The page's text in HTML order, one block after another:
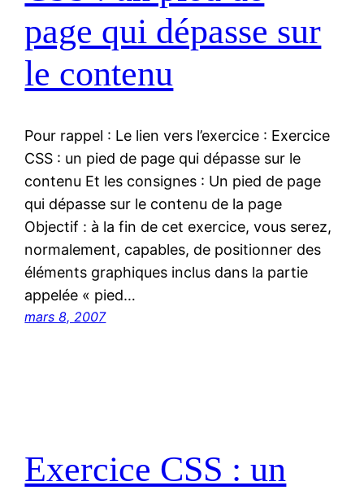
page qui dépasse sur
le contenu
Pour rappel : Le lien vers l’exercice : Exercice
CSS : un pied de page qui dépasse sur le
contenu Et les consignes : Un pied de page
qui dépasse sur le contenu de la page
Objectif : à la fin de cet exercice, vous serez,
normalement, capables, de positionner des
éléments graphiques inclus dans la partie
appelée « pied…
mars 8, 2007
Exercice CSS : un